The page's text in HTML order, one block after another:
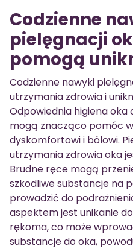
Codzienne
pielęgnacji
pomogą
Codzienne nawyki
utrzymania zdrowia i
Odpowiednia higiena
mogą znacząco pomóc
dyskomfortowi i bólowi.
utrzymania zdrowia oka
Brudne ręce mogą
szkodliwe substancje na
prowadzić do
aspektem jest unikanie
rękoma, co może
substancje do oka,